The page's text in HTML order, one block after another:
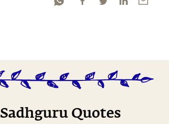
Sadhguru Quotes